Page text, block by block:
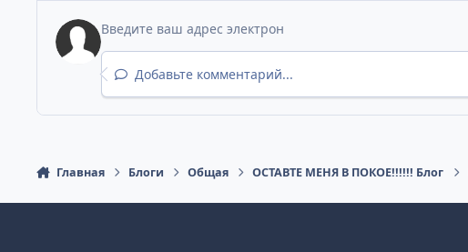
Добавьте комментарий...
Главная Блоги Общая ОСТАВТЕ МЕНЯ В ПОКОЕ!!!!!! Блог